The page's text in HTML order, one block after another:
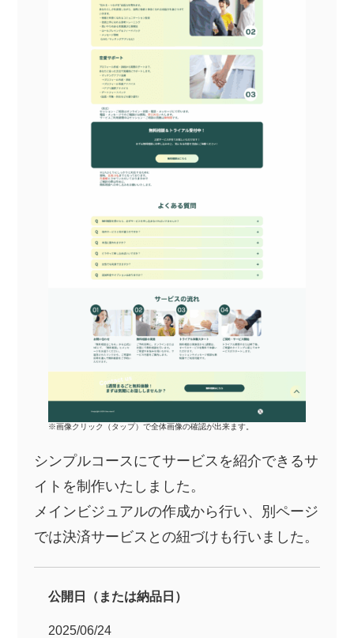
※画像クリック（タップ）で全体画像の確認が出来ます。
シンプルコースにてサービスを紹介できるサ
イトを制作いたしました。
メインビジュアルの作成から行い、別ページ
では決済サービスとの紐づけも行いました。
公開日（または納品日）
2025/06/24